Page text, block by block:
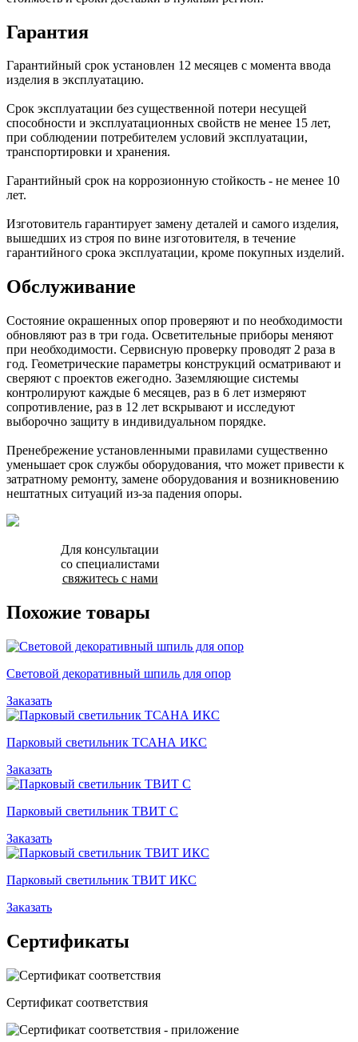
Гарантия
Гарантийный срок установлен 12 месяцев с момента ввода
изделия в эксплуатацию.
Срок эксплуатации без существенной потери несущей
способности и эксплуатационных свойств не менее 15 лет,
при соблюдении потребителем условий эксплуатации,
транспортировки и хранения.
Гарантийный срок на коррозионную стойкость - не менее 10
лет.
Изготовитель гарантирует замену деталей и самого изделия,
вышедших из строя по вине изготовителя, в течение
гарантийного срока эксплуатации, кроме покупных изделий.
Обслуживание
Состояние окрашенных опор проверяют и по необходимости
обновляют раз в три года. Осветительные приборы меняют
при необходимости. Сервисную проверку проводят 2 раза в
год. Геометрические параметры конструкций осматривают и
сверяют с проектов ежегодно. Заземляющие системы
контролируют каждые 6 месяцев, раз в 6 лет измеряют
сопротивление, раз в 12 лет вскрывают и исследуют
выборочно защиту в индивидуальном порядке.
Пренебрежение установленными правилами существенно
уменьшает срок службы оборудования, что может привести к
затратному ремонту, замене оборудования и возникновению
нештатных ситуаций из-за падения опоры.
Для консультации
со специалистами
свяжитесь с нами
Похожие товары
Световой декоративный шпиль для опор
Заказать
Парковый светильник ТСАНА ИКС
Заказать
Парковый светильник ТВИТ С
Заказать
Парковый светильник ТВИТ ИКС
Заказать
Сертификаты
Сертификат соответствия